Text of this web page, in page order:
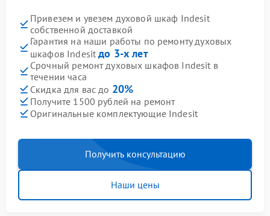
Привезем и увезем духовой шкаф Indesit
собственной доставкой
Гарантия на наши работы по ремонту духовых
шкафов Indesitдо 3-х лет
Срочный ремонт духовых шкафов Indesit в
течении часа
Скидка для вас до 20%
Получите 1500 рублей на ремонт
Оригинальные комплектующие Indesit
Получить консультацию
Наши цены